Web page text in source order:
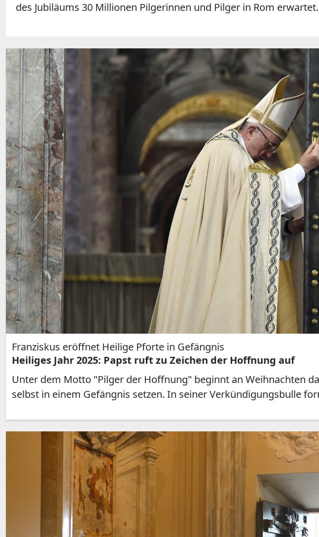
des Jubiläums 30 Millionen Pilgerinnen und Pilger in Rom
Franziskus eröffnet Heilige Pforte in Gefängnis
Heiliges Jahr 2025: Papst ruft zu Zeichen der Hoffnung auf
Unter dem Motto "Pilger der Hoffnung" beginnt an Weihnachten
selbst in einem Gefängnis setzen. In seiner Verkündigungsbulle